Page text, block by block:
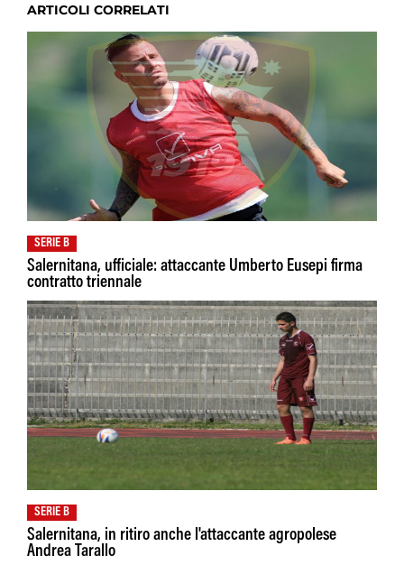
ARTICOLI CORRELATI
SERIE B
Salernitana, ufficiale: attaccante Umberto Eusepi firma
contratto triennale
SERIE B
Salernitana, in ritiro anche l'attaccante agropolese
Andrea Tarallo